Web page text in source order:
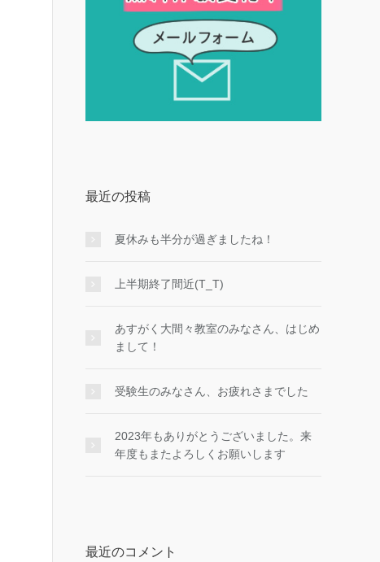
最近の投稿
夏休みも半分が過ぎましたね！
上半期終了間近(T_T)
あすがく大間々教室のみなさん、はじめ
まして！
受験生のみなさん、お疲れさまでした
2023年もありがとうございました。来
年度もまたよろしくお願いします
最近のコメント